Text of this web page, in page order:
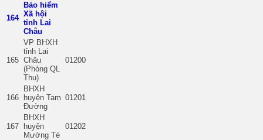
164
Bảo hiểm
Xã hội
tỉnh Lai
Châu
165
VP BHXH
tỉnh Lai
Châu
(Phòng QL
Thu)
01200
166
BHXH
huyện Tam
Đường
01201
167
BHXH
huyện
Mường Tè
01202